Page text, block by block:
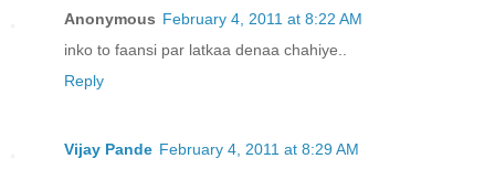
Anonymous February 4, 2011 at 8:22 AM
inko to faansi par latkaa denaa chahiye..
Reply
Vijay Pande February 4, 2011 at 8:29 AM